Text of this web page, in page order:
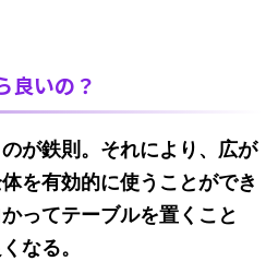
良いの？
が鉄則。それにより、広が
を有効的に使うことができ
ってテーブルを置くこと
なる。